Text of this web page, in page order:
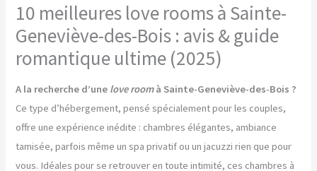
10 meilleures love rooms à Sainte-
Geneviève-des-Bois : avis & guide
romantique ultime (2025)
A la recherche d’une love roomà Sainte-Geneviève-des-Bois ?
Ce type d’hébergement, pensé spécialement pour les couples,
offre une expérience inédite : chambres élégantes, ambiance
tamisée, parfois même un spa privatif ou un jacuzzi rien que pour
vous. Idéales pour se retrouver en toute intimité, ces chambres à